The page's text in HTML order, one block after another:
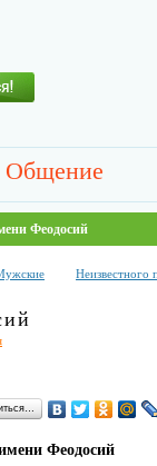
Общение
Феодосий
Неизвестного
Феодосий